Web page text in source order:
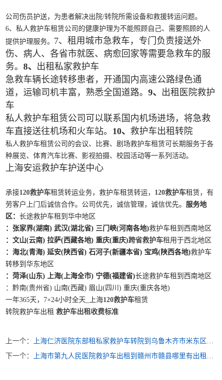
公司伤员护送，为患者解决出院/转院所需设备和救援转运问题。
6、私人救护车租赁公司的健康护理为不能照顾自己、需要照顾的人
提供护理服务。 7、租用城市急救车，专门负责接送外
伤、病人、各省市就医、病愈回家等需要急救车的服
务。8、 出租私家救护车
急救车辆长途转移患者，开通国内高速公路绿色通
道，运输司机丰富，熟悉全国道路。9、 出租医院救护
车
私人救护车租赁公司可以联系国内机场进场，将急救
车直接送往机场和火车站。 10、救护车出租转院
私人救护车租赁公司的会议、比赛、剧场救护车租赁可长期服务于各
种展览、体育汽车比赛、影视拍摄、校园活动等一系列活动。
上海安运救护车护送中心
承接120救护车租赁转运业务，救护车租赁转运， 120救护车租赁，有
劳客户上门后诚信合作。公司优先，诚信管理，诚信优先。 服务地
区：长途救护车租到华中地区
：张家界(湖南) 武汉(湖北省) 三门峡(河南各地)救护车租到西南地区
：文山(云南) 拉萨(西藏各地) 重庆(重庆)跨省救护车租用于西北地区
：海北(青海) 延安(陕西省) 石河子(新疆本省) 宝鸡(陕西各地)救护车
转移到华东地区
：菏泽(山东) 上海(上海全市) 宁德(福建省)长途救护车租到西南地区
：黔南(贵州省) 山南(西藏) 眉山(四川) 重庆(重庆各地)
一年365天，7×24小时全天_上海120救护车租赁
转院救护车出租救护车出租收费标准
上一个：
上海仁济医院东部租私家救护车转院到乌鲁木齐市米东区包救护车跨省多少钱出租
下一个：
上海市第九人民医院救护车出租到赣州市赣县哪里有出租救护车